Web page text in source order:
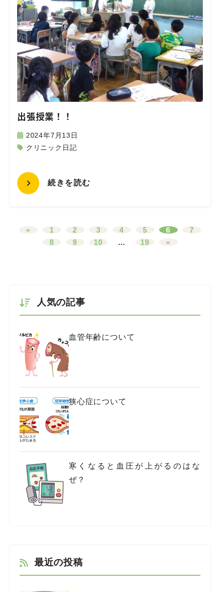
出張授業！！
2024年7月13日
クリニック日記
続きを読む
« 1 2 3 4 5 6
7
8
9 10 … 19 »
人気の記事
血管年齢について
狭心症について
寒くなると血圧が上がるのはな
ぜ？
最近の投稿